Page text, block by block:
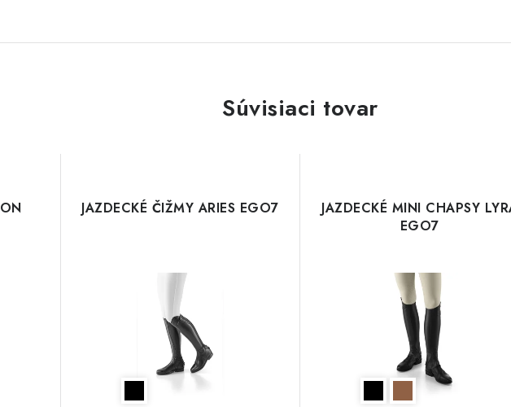
Súvisiaci tovar
JAZDECKÉ ČIŽMY ARIES EGO7
JAZDECKÉ MINI CHAPSY
EGO7